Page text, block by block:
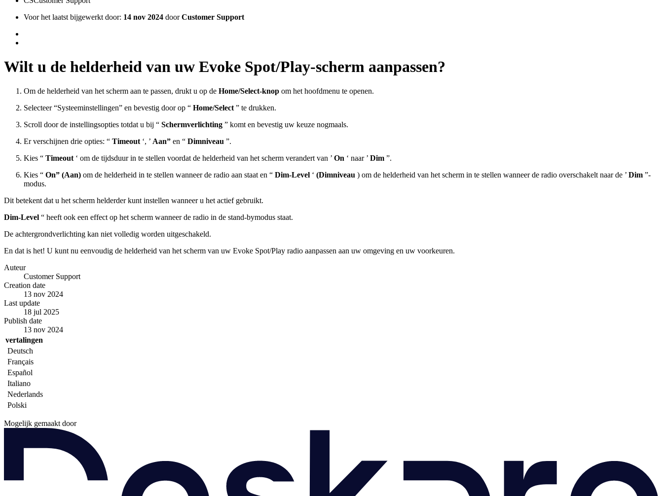
Voor het laatst bijgewerkt door: 14 nov 2024 doorCustomer Support
Wilt u de helderheid van uw Evoke Spot/Play-scherm aanpassen?
Om de helderheid van het scherm aan te passen, drukt u op de Home/Select-knop om het hoofdmenu te openen.
Selecteer “Systeeminstellingen” en bevestig door op “ Home/Select ” te drukken.
Scroll door de instellingsopties totdat u bij “ Schermverlichting ” komt en bevestig uw keuze nogmaals.
Er verschijnen drie opties: “ Timeout ‘, ’ Aan” en “ Dimniveau ”.
Kies “ Timeout ‘ om de tijdsduur in te stellen voordat de helderheid van het scherm verandert van ’ On ‘ naar ’ Dim ”.
Kies “ On” (Aan) om de helderheid in te stellen wanneer de radio aan staat en “ Dim-Level ‘ (Dimniveau ) om de helderheid van het scherm in te stellen wanneer de radio overschakelt naar de ’ Dim ”-
modus.
Dit betekent dat u het scherm helderder kunt instellen wanneer u het actief gebruikt.
Dim-Level “ heeft ook een effect op het scherm wanneer de radio in de stand-bymodus staat.
De achtergrondverlichting kan niet volledig worden uitgeschakeld.
En dat is het! U kunt nu eenvoudig de helderheid van het scherm van uw Evoke Spot/Play radio aanpassen aan uw omgeving en uw voorkeuren.
Auteur
Customer Support
Creation date
13 nov 2024
Last update
18 jul 2025
Publish date
13 nov 2024
vertalingen
Deutsch
Français
Español
Italiano
Nederlands
Polski
Mogelijk gemaakt door